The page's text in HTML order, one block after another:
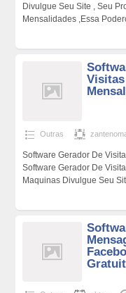
Divulgue Seu Site , Seu
Mensalidades ,Essa
Outras
Software Gerador De
Software Gerador De
Maquinas Divulgue Seu